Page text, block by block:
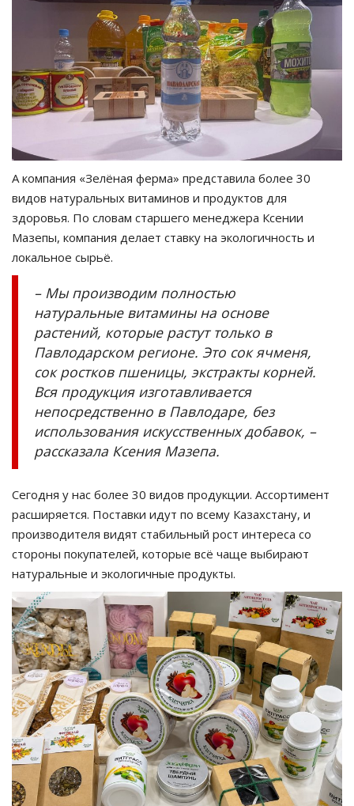
А компания «Зелёная ферма» представила более 30
видов натуральных витаминов и продуктов для
здоровья. По словам старшего менеджера Ксении
Мазепы, компания делает ставку на экологичность и
локальное сырьё.
– Мы производим полностью
натуральные витамины на основе
растений, которые растут только в
Павлодарском регионе. Это сок ячменя,
сок ростков пшеницы, экстракты корней.
Вся продукция изготавливается
непосредственно в Павлодаре, без
использования искусственных добавок, –
рассказала Ксения Мазепа.
Сегодня у нас более 30 видов продукции. Ассортимент
расширяется. Поставки идут по всему Казахстану, и
производителя видят стабильный рост интереса со
стороны покупателей, которые всё чаще выбирают
натуральные и экологичные продукты.